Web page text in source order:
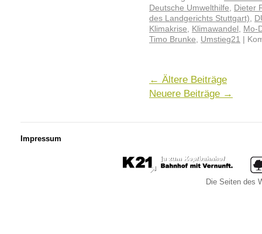
Deutsche Umwelthilfe, Dieter
des Landgerichts Stuttgart),
Klimakrise, Klimawandel , Mo-
Timo Brunke, Umstieg21
← Ältere Beiträge
Neuere Beiträge →
Impressum
Die Seiten des